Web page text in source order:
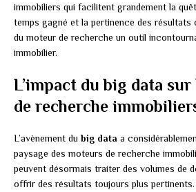
immobiliers qui facilitent grandement la
temps gagné et la pertinence des résultats
du moteur de recherche un outil
immobilier.
L’impact du big data
de recherche
L’avènement dubig data a
paysage des moteurs de recherche
peuvent désormais traiter des volumes de
offrir des résultats toujours plus pertinents.